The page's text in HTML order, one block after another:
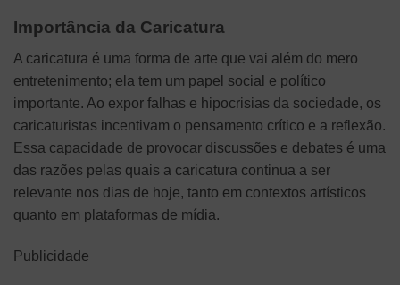
Importância da Caricatura
A caricatura é uma forma de arte que vai além do mero
entretenimento; ela tem um papel social e político
importante. Ao expor falhas e hipocrisias da sociedade, os
caricaturistas incentivam o pensamento crítico e a reflexão.
Essa capacidade de provocar discussões e debates é uma
das razões pelas quais a caricatura continua a ser
relevante nos dias de hoje, tanto em contextos artísticos
quanto em plataformas de mídia.
Publicidade